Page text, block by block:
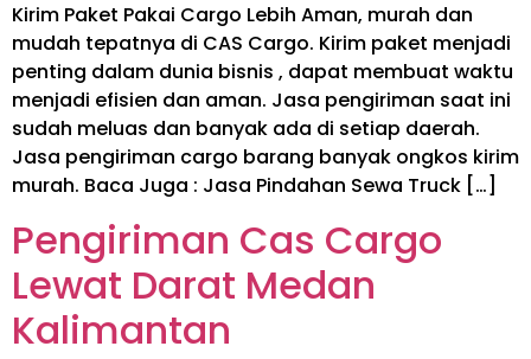
Kirim Paket Pakai Cargo Lebih Aman, murah dan
mudah tepatnya di CAS Cargo. Kirim paket menjadi
penting dalam dunia bisnis , dapat membuat waktu
menjadi efisien dan aman. Jasa pengiriman saat ini
sudah meluas dan banyak ada di setiap daerah.
Jasa pengiriman cargo barang banyak ongkos kirim
murah. Baca Juga : Jasa Pindahan Sewa Truck […]
Pengiriman Cas Cargo
Lewat Darat Medan
Kalimantan